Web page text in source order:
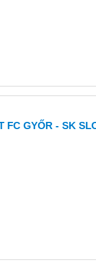
FC GYŐR - SK